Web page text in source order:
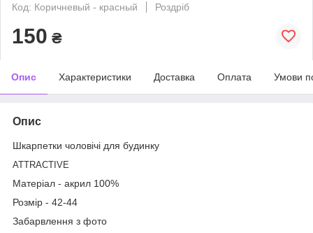
Код: Коричневый - красный
Роздріб
150 ₴
Опис Характеристики Доставка Оплата Умови
Опис
Шкарпетки чоловічі для будинку
ATTRACTIVE
Матеріал - акрил 100%
Розмір - 42-44
Забарвлення з фото